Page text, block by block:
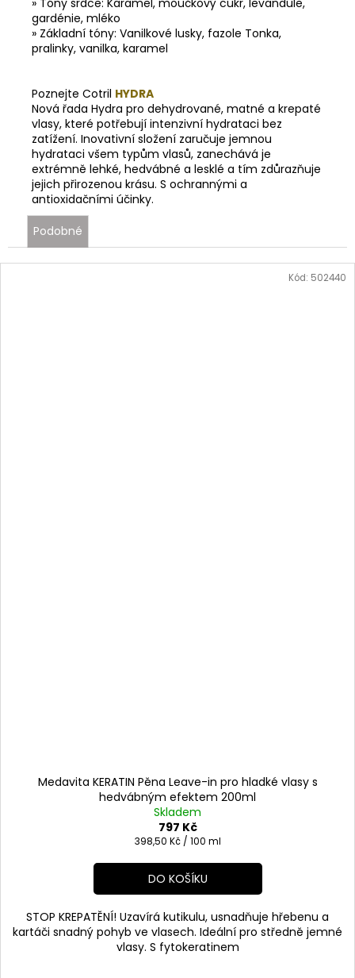
gardénie, mléko
» Základní tóny: Vanilkové lusky, fazole Tonka,
pralinky, vanilka, karamel
Poznejte Cotril HYDRA
Nová řada Hydra pro dehydrované, matné a krepaté
vlasy, které potřebují intenzivní hydrataci bez
zatížení. Inovativní složení zaručuje jemnou
hydrataci všem typům vlasů, zanechává je
extrémně lehké, hedvábné a lesklé a tím zdůrazňuje
jejich přirozenou krásu. S ochrannými a
antioxidačními účinky.
Podobné
Medavita KERATIN Pěna Leave-in pro hladké vlasy s
hedvábným efektem 200ml
Skladem
797 Kč
Měrná
398,50 Kč / 100 ml
DO KOŠÍKU
STOP KREPATĚNÍ! Uzavírá kutikulu, usnadňuje hřebenu a
kartáči snadný pohyb ve vlasech. Ideální pro středně jemné
vlasy. S fytokeratinem
Kód: 502440